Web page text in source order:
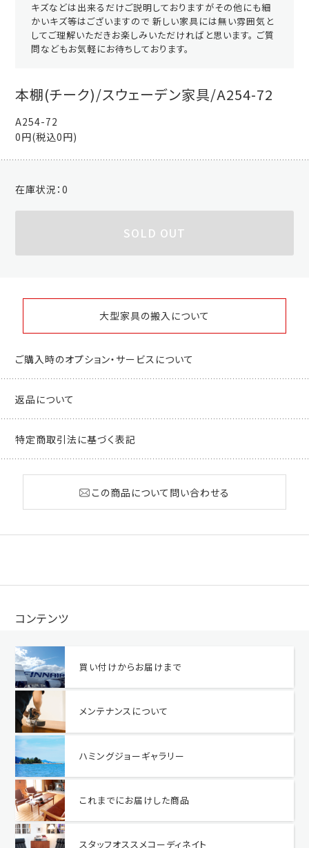
キズなどは出来るだけご説明しておりますがその他にも細
かいキズ等はございますので 新しい家具には無い雰囲気と
してご理解いただきお楽しみいただければと思います。 ご質
問などもお気軽にお待ちしております。
本棚(チーク)/スウェーデン家具/A254-72
A254-72
0円(税込0円)
在庫状況：0
SOLD OUT
大型家具の搬入について
ご購入時のオプション・サービスについて
返品について
特定商取引法に基づく表記
この商品について問い合わせる
コンテンツ
買い付けからお届けまで
メンテナンスについて
ハミングジョーギャラリー
これまでにお届けした商品
スタッフオススメコーディネイト